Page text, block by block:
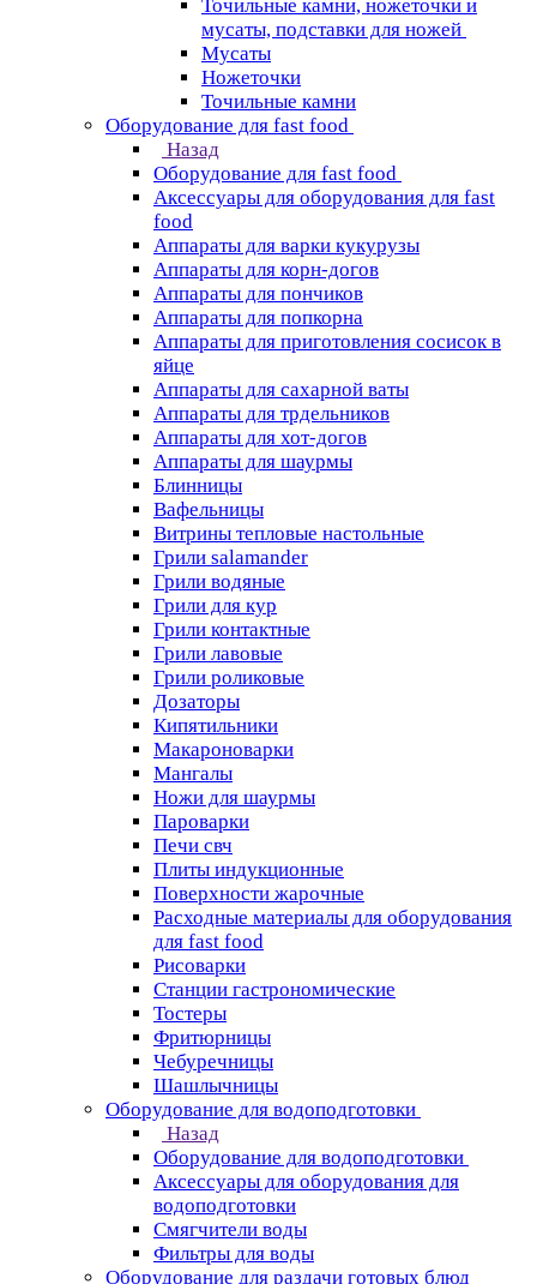
Точильные камни, ножеточки и
мусаты, подставки для ножей
Мусаты
Ножеточки
Точильные камни
Оборудование для fast food
Назад
Оборудование для fast food
Аксессуары для оборудования для fast
food
Аппараты для варки кукурузы
Аппараты для корн-догов
Аппараты для пончиков
Аппараты для попкорна
Аппараты для приготовления сосисок в
яйце
Аппараты для сахарной ваты
Аппараты для трдельников
Аппараты для хот-догов
Аппараты для шаурмы
Блинницы
Вафельницы
Витрины тепловые настольные
Грили salamander
Грили водяные
Грили для кур
Грили контактные
Грили лавовые
Грили роликовые
Дозаторы
Кипятильники
Макароноварки
Мангалы
Ножи для шаурмы
Пароварки
Печи свч
Плиты индукционные
Поверхности жарочные
Расходные материалы для оборудования
для fast food
Рисоварки
Станции гастрономические
Тостеры
Фритюрницы
Чебуречницы
Шашлычницы
Оборудование для водоподготовки
Назад
Оборудование для водоподготовки
Аксессуары для оборудования для
водоподготовки
Смягчители воды
Фильтры для воды
Оборудование для раздачи готовых блюд